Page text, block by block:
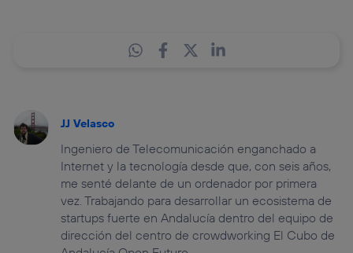
JJ Velasco
Ingeniero de Telecomunicación enganchado a
Internet y la tecnología desde que, con seis años,
me senté delante de un ordenador por primera
vez. Trabajando para desarrollar un ecosistema de
startups fuerte en Andalucía dentro del equipo de
dirección del centro de crowdworking El Cubo de